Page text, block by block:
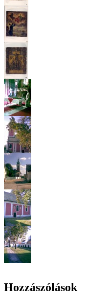
Hozzászólások